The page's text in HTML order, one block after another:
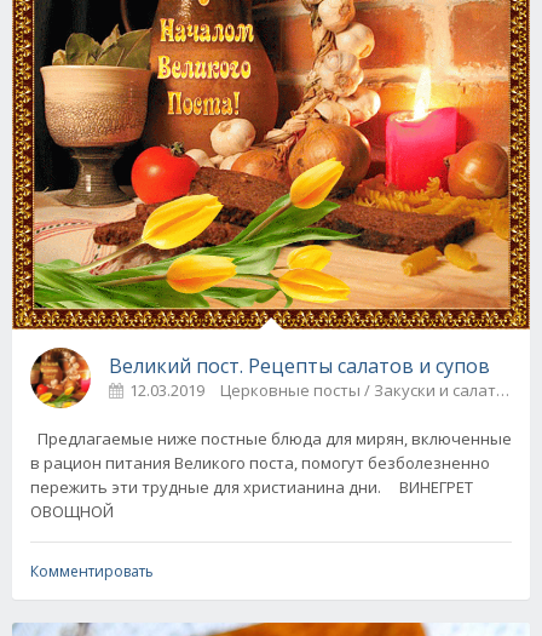
Великий пост. Рецепты салатов и супов
12.03.2019
Предлагаемые ниже постные блюда для мирян, включенные
в рацион питания Великого поста, помогут безболезненно
пережить эти трудные для христианина дни. ВИНЕГРЕТ
ОВОЩНОЙ
Комментировать